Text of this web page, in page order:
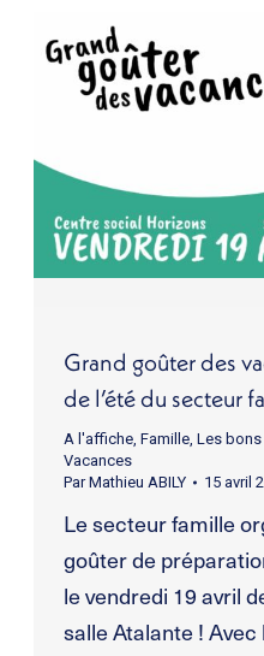
Grand goûter des
de l’été du secteur
A l'affiche, Famille, Les
Vacances
ParMathieu ABILY 15 avril
Le secteur famille
goûter de
le vendredi 19 avril
salle Atalante !